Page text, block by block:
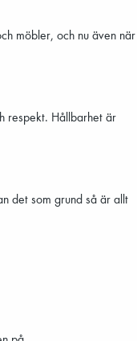
möbler, och nu även när
respekt. Hållbarhet är
det som grund så är allt